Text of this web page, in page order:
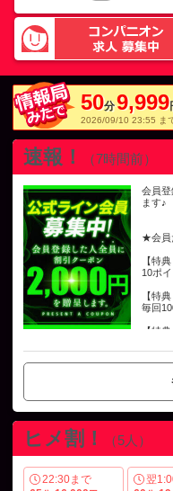
50分9,999
2026/09/10 23:55 ま
速報！ （7時間前）
会員登
ます♪
★会員
【特
10ポ
【特
毎回
【特
【特
都内
【特
会員
※１プ
※２メ
★友だ
ヒメ割！ （5人）
22:30まで
翌